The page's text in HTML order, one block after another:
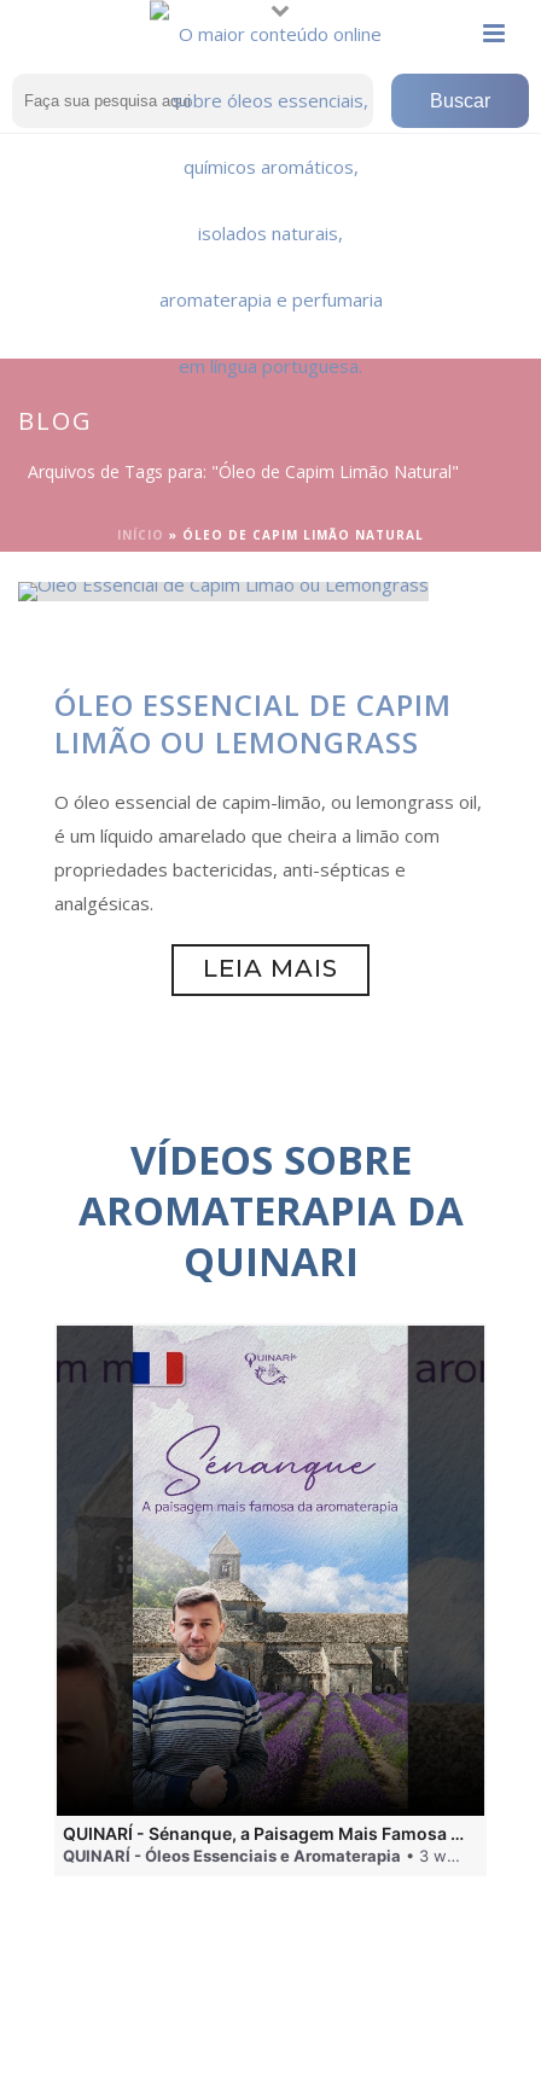
BLOG
Arquivos de Tags para: "Óleo de Capim Limão Natural"
INÍCIO » ÓLEO DE CAPIM LIMÃO NATURAL
ÓLEO ESSENCIAL DE CAPIM
LIMÃO OU LEMONGRASS
O óleo essencial de capim-limão, ou lemongrass oil,
é um líquido amarelado que cheira a limão com
propriedades bactericidas, anti-sépticas e
analgésicas.
LEIA MAIS
VÍDEOS SOBRE
AROMATERAPIA DA
QUINARI
QUINARÍ - Sénanque, a Paisagem Mais Famosa da Aromaterapia
QUINARÍ - Óleos Essenciais e Aromaterapia • 3 weeks ago